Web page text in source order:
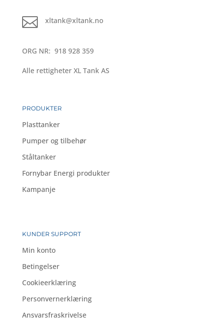
 xltank@xltank.no
ORG NR: 918 928 359
Alle rettigheter XL Tank AS
PRODUKTER
Plasttanker
Pumper og tilbehør
Ståltanker
Fornybar Energi produkter
Kampanje
KUNDER SUPPORT
Min konto
Betingelser
Cookieerklæring
Personvernerklæring
Ansvarsfraskrivelse